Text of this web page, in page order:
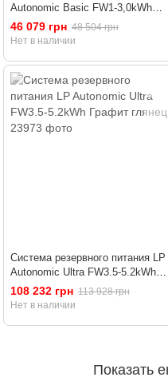
Autonomic Basic FW1-3,0kWh
Графит глянец
46 079 грн 48 504 грн
Нет в наличии
Система резервного питания LP
Autonomic Ultra FW3.5-5.2kWh
Графит глянец
108 232 грн 113 928 грн
Нет в наличии
Показать